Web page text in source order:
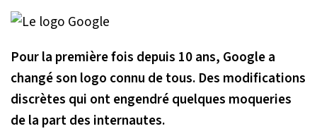
Pour la première fois depuis 10 ans, Google a
changé son logo connu de tous. Des modifications
discrètes qui ont engendré quelques moqueries
de la part des internautes.